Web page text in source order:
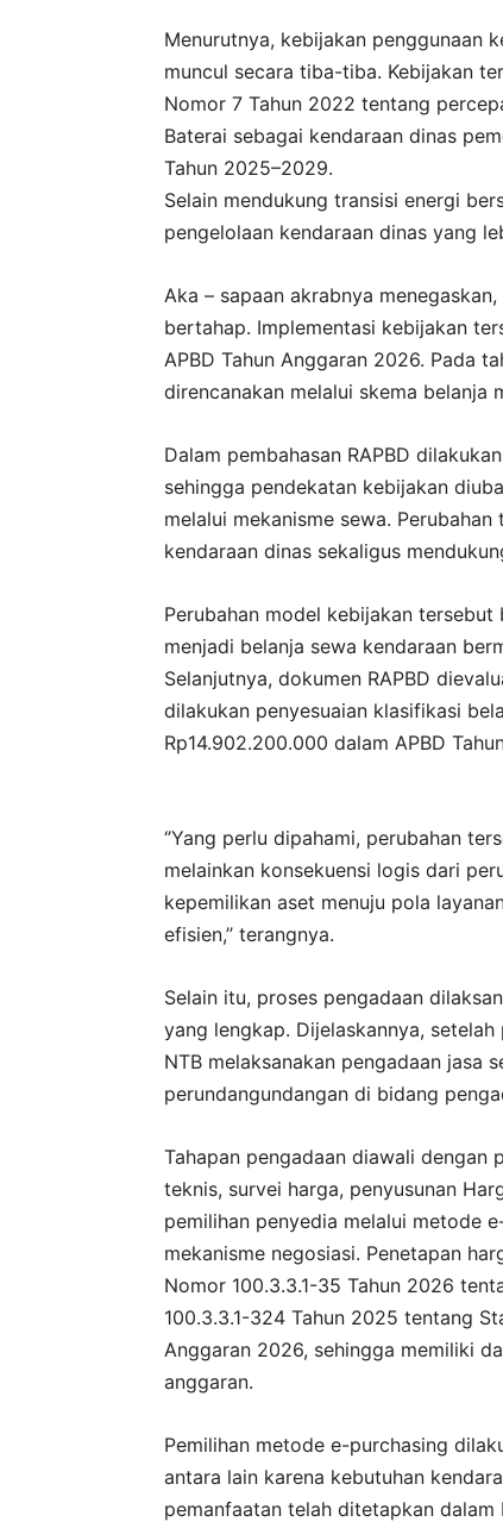
Menurutnya, kebijakan penggunaan
muncul secara tiba-tiba. Kebijakan
Nomor 7 Tahun 2022 tentang
Baterai sebagai kendaraan dinas
Tahun 2025–2029.
Selain mendukung transisi energi
pengelolaan kendaraan dinas yang
Aka – sapaan akrabnya
bertahap. Implementasi kebijakan
APBD Tahun Anggaran 2026. Pada
direncanakan melalui skema belanja
Dalam pembahasan RAPBD
sehingga pendekatan kebijakan
melalui mekanisme sewa.
kendaraan dinas sekaligus
Perubahan model kebijakan
menjadi belanja sewa kendaraan
Selanjutnya, dokumen RAPBD
dilakukan penyesuaian klasifikasi
Rp14.902.200.000 dalam APBD
‘’Yang perlu dipahami, perubahan
melainkan konsekuensi logis dari
kepemilikan aset menuju pola
efisien,’’ terangnya.
Selain itu, proses pengadaan
yang lengkap. Dijelaskannya,
NTB melaksanakan pengadaan jasa
perundangundangan di bidang
Tahapan pengadaan diawali dengan
teknis, survei harga, penyusunan
pemilihan penyedia melalui metode
mekanisme negosiasi. Penetapan
Nomor 100.3.3.1-35 Tahun 2026
100.3.3.1-324 Tahun 2025 tentang
Anggaran 2026, sehingga memiliki
anggaran.
Pemilihan metode e-purchasing
antara lain karena kebutuhan
pemanfaatan telah ditetapkan dalam